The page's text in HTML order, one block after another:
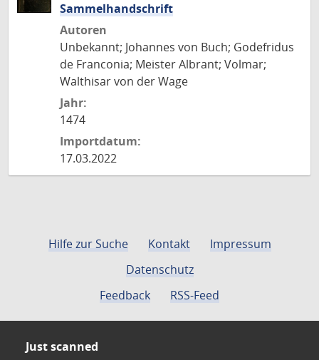
Sammelhandschrift
Autoren
Unbekannt; Johannes von Buch; Godefridus
de Franconia; Meister Albrant; Volmar;
Walthisar von der Wage
Jahr:
1474
Importdatum:
17.03.2022
Hilfe zur Suche Kontakt
Impressum
Datenschutz
Feedback
RSS-Feed
Just scanned